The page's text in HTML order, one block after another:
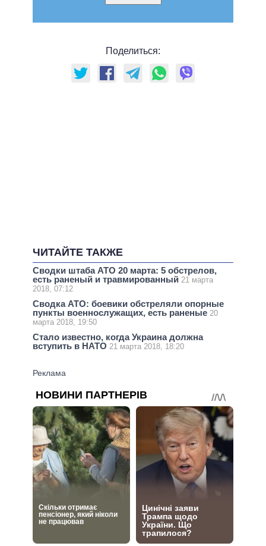
Поделиться:
ЧИТАЙТЕ ТАКЖЕ
Сводки штаба АТО 20 марта: 5 обстрелов,
есть раненый и травмированный 21 марта
2018, 07:12
Сводка АТО: боевики обстреляли опорные
пункты военнослужащих, есть раненые 20
марта 2018, 19:50
Стало известно, когда Украина должна
вступить в НАТО 21 марта 2018, 18:20